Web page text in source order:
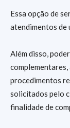
Essa opção de
atendimentos de
Além disso,
procedimentos
solicitados pelo
finalidade de